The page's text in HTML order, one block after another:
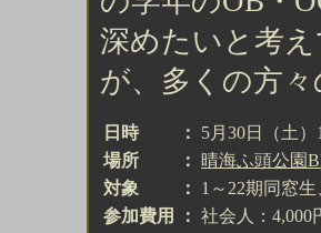
深めたいと考
が、多くの方
日時 ：
5月30日（土
場所
：
晴海ふ頭公園
対象
：
1～22期同窓
参加費用
： 社会人：4,000